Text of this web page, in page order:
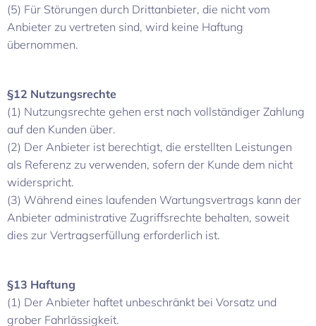
(5) Für Störungen durch Drittanbieter, die nicht vom
Anbieter zu vertreten sind, wird keine Haftung
übernommen.
§12 Nutzungsrechte
(1) Nutzungsrechte gehen erst nach vollständiger Zahlung
auf den Kunden über.
(2) Der Anbieter ist berechtigt, die erstellten Leistungen
als Referenz zu verwenden, sofern der Kunde dem nicht
widerspricht.
(3) Während eines laufenden Wartungsvertrags kann der
Anbieter administrative Zugriffsrechte behalten, soweit
dies zur Vertragserfüllung erforderlich ist.
§13 Haftung
(1) Der Anbieter haftet unbeschränkt bei Vorsatz und
grober Fahrlässigkeit.